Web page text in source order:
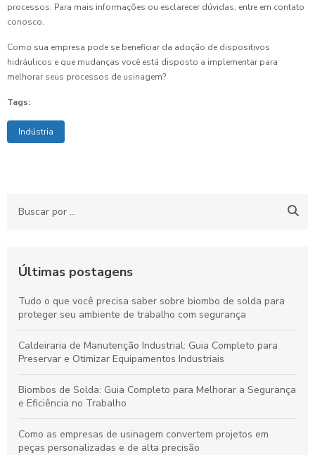
processos. Para mais informações ou esclarecer dúvidas, entre em contato
conosco.
Como sua empresa pode se beneficiar da adoção de dispositivos
hidráulicos e que mudanças você está disposto a implementar para
melhorar seus processos de usinagem?
Tags:
Indústria
Últimas postagens
Tudo o que você precisa saber sobre biombo de solda para
proteger seu ambiente de trabalho com segurança
Caldeiraria de Manutenção Industrial: Guia Completo para
Preservar e Otimizar Equipamentos Industriais
Biombos de Solda: Guia Completo para Melhorar a Segurança
e Eficiência no Trabalho
Como as empresas de usinagem convertem projetos em
peças personalizadas e de alta precisão